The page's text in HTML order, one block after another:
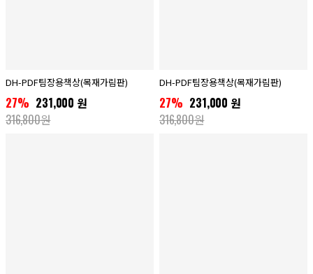
DH-PDF팀장용책상(목재가림판)
27% 231,000 원
316,800원
DH-PDF팀장용책상(목재가림판)
27% 231,000 원
316,800원